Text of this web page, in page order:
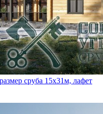
сруба 15х31м, лафет